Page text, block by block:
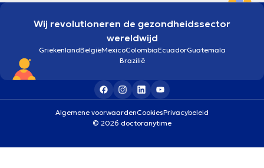
Wij revolutioneren de gezondheidssector
wereldwijd
GriekenlandBelgiëMexicoColombiaEcuadorGuatemala
Brazilië
Algemene voorwaardenCookiesPrivacybeleid
© 2026 doctoranytime